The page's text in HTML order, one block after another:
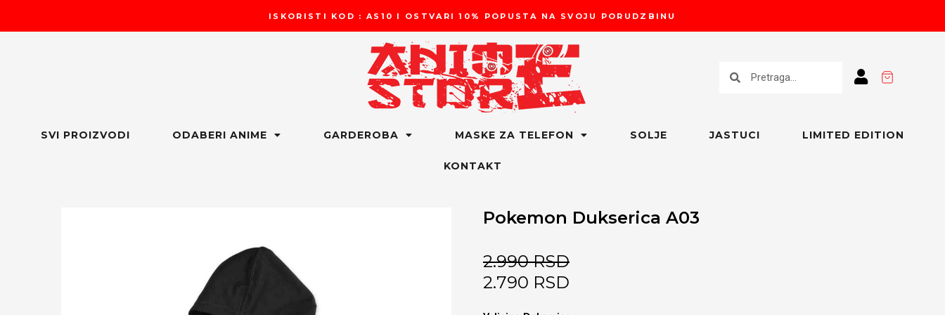
ISKORISTI KOD : AS10 I OSTVARI 10% POPUSTA NA SVOJU PORUDZBINU
SVI PROIZVODI ODABERI ANIME GARDEROBA MASKE ZA TELEFON SOLJE JASTUCI LIMITED EDITION
KONTAKT
Pokemon Dukserica A03
2.990RSD
2.790 RSD